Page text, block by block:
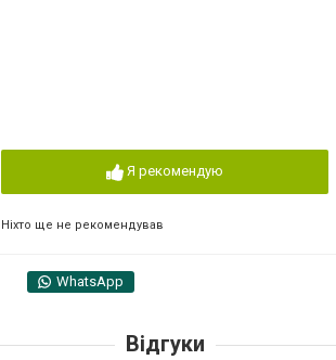
Я рекомендую
Ніхто ще не рекомендував
WhatsApp
Відгуки